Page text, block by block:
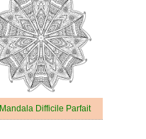
Mandala Difficile Parfait